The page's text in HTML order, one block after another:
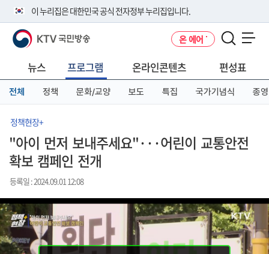
이 누리집은 대한민국 공식 전자정부 누리집입니다.
공식 누리집 주소 확인하기
니다.
이밖에 or.kr 또는 .kr등 다른 도메인 주소를 사용하고 있다면 아래 URL에
서 도메인 주소를 확인해 보세요
KTV 국민방송 온 에어
뉴스 프로그램 온라인콘텐츠 편성표
전체 정책 문화/교양 보도 특집 국가기념식 종영
정책현장+
"아이 먼저 보내주세요"···어린이 교통안전
확보 캠페인 전개
등록일 : 2024.09.01 12:08